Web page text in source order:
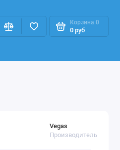
Корзина 0
0 руб
Vegas
Производитель